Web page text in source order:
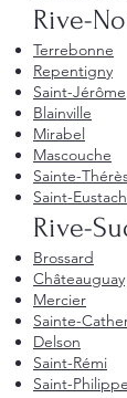
Rive-
Terrebonne
Repentigny
Saint-Jérôme
Blainville
Mirabel
Mascouche
Sainte-
Saint-
Rive-
Brossard
Châteauguay
Mercier
Sainte-
Delson
Saint-Rémi
Saint-Philippe